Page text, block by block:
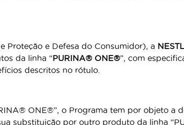
Proteção e Defesa do Consumidor), a
da linha “PURINA® ONE®”, com
descritos no rótulo.
ONE®”, o Programa tem por objeto a
substituição por outro produto da linha